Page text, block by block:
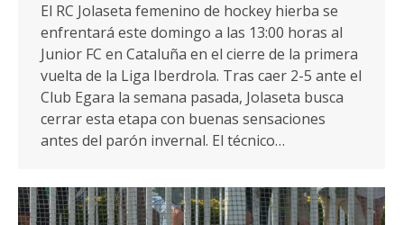
El RC Jolaseta femenino de hockey hierba se
enfrentará este domingo a las 13:00 horas al
Junior FC en Cataluña en el cierre de la primera
vuelta de la Liga Iberdrola. Tras caer 2-5 ante el
Club Egara la semana pasada, Jolaseta busca
cerrar esta etapa con buenas sensaciones
antes del parón invernal. El técnico…